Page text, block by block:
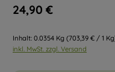
Regulärer Preis:
24,90 €
Inhalt: 0.0354 Kg (703,39 € / 1
inkl. MwSt. zzgl. Versand